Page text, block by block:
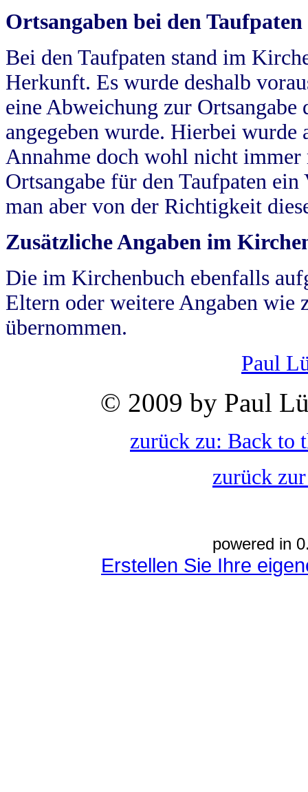
Ortsangaben bei den Taufpaten
Bei den Taufpaten stand im
Herkunft. Es wurde deshalb
eine Abweichung zur
angegeben wurde. Hierbei wurde
Annahme doch wohl nicht
Ortsangabe für den Taufpaten
man aber von der Richtigkeit
Zusätzliche Angaben im
Die im Kirchenbuch ebenfalls
Eltern oder weitere Angaben wie
übernommen.
Paul
© 2009 by Paul
zurück zu: Back to
zurück
powered in
Erstellen Sie Ihre